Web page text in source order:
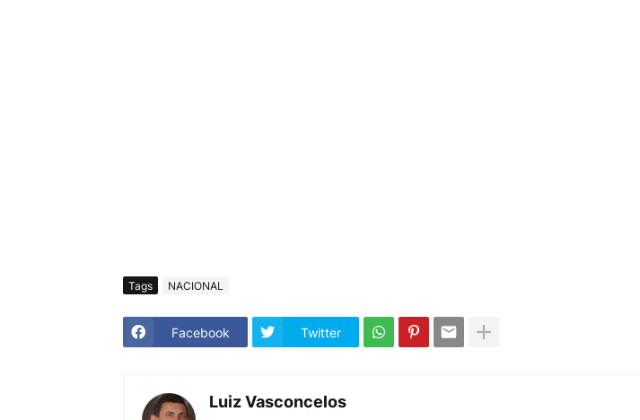
Tags NACIONAL
Facebook Twitter
Luiz Vasconcelos